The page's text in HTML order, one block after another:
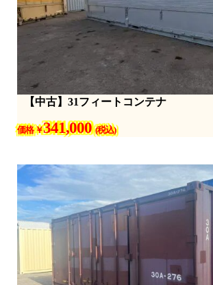
【中古】31フィートコンテナ
価格 ￥341,000(税込)